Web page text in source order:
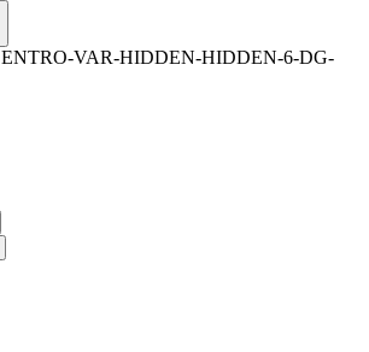
ENTRO-VAR-HIDDEN-HIDDEN-6-DG-